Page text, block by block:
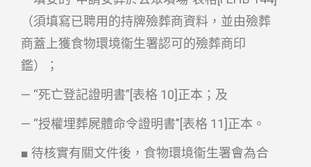
（須填寫已聘用的持牌殮葬商資料，並由殮葬
商蓋上獲食物環境衞生署認可的殮葬商印
鑑）；
— “死亡登記證明書”[表格 10]正本；及
— “授權埋葬屍體命令證明書”[表格 11]正本。
■ 待核實有關文件後，食物環境衞生署會為合